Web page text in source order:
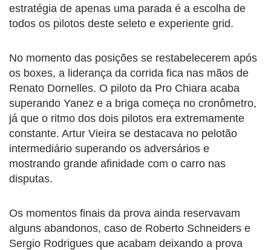
estratégia de apenas uma parada é a escolha de
todos os pilotos deste seleto e experiente grid.
No momento das posições se restabelecerem após
os boxes, a liderança da corrida fica nas mãos de
Renato Dornelles. O piloto da Pro Chiara acaba
superando Yanez e a briga começa no cronômetro,
já que o ritmo dos dois pilotos era extremamente
constante. Artur Vieira se destacava no pelotão
intermediário superando os adversários e
mostrando grande afinidade com o carro nas
disputas.
Os momentos finais da prova ainda reservavam
alguns abandonos, caso de Roberto Schneiders e
Sergio Rodrigues que acabam deixando a prova